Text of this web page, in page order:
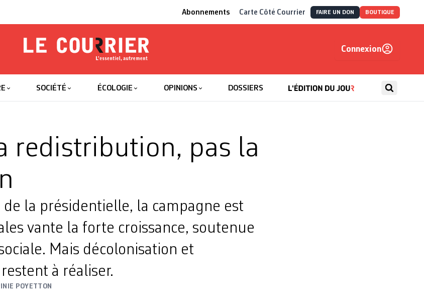
Abonnements Carte Côté Courrier FAIRE UN DON BOUTIQUE
Le Courrier
Connexion
SOCIÉTÉ ÉCOLOGIE OPINIONS DOSSIERS
redistribution, pas la
de la présidentielle, la campagne est
vante la forte croissance, soutenue
Mais décolonisation et
à réaliser.
POYETTON